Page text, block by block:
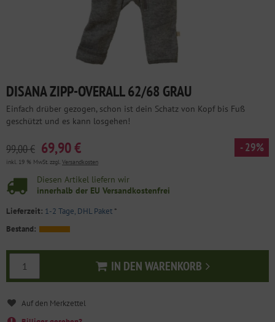
DISANA ZIPP-OVERALL 62/68 GRAU
Einfach drüber gezogen, schon ist dein Schatz von Kopf bis Fuß
geschützt und es kann losgehen!
99,00 € 69,90 € - 29%
inkl. 19 % MwSt. zzgl. Versandkosten
Diesen Artikel liefern wir
innerhalb der EU Versandkostenfrei
Lieferzeit: 1-2 Tage, DHL Paket*
Bestand:
IN DEN WARENKORB
In den Warenkorb